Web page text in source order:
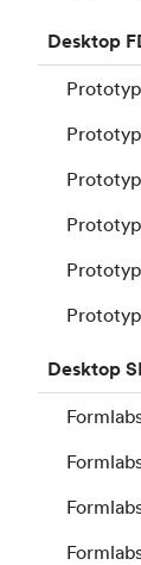
Desktop
Desktop